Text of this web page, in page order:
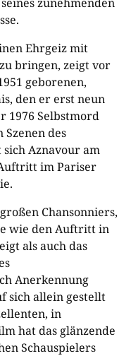
Ehrgeiz mit
bringen, zeigt vor
geborenen,
den er erst neun
1976 Selbstmord
des
Aznavour am
im Pariser
Chansonniers,
wie den Auftritt in
als auch das
Anerkennung
sich allein gestellt
in
hat das glänzende
Schauspielers